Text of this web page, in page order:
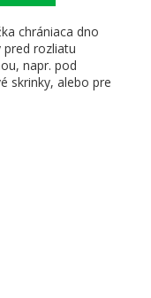
chrániaca dno
pred rozliatu
napr. pod
skrinky, alebo pre